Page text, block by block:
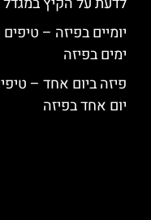
ימים בפיזה
פיזה ביום אחד –
יום אחד בפיזה